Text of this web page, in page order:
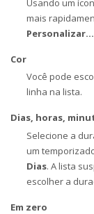
mais
Personalizar...
Cor
Você pode
linha na lista.
Dias, horas,
Selecione a
um
Dias. A lista
escolher a
Em zero